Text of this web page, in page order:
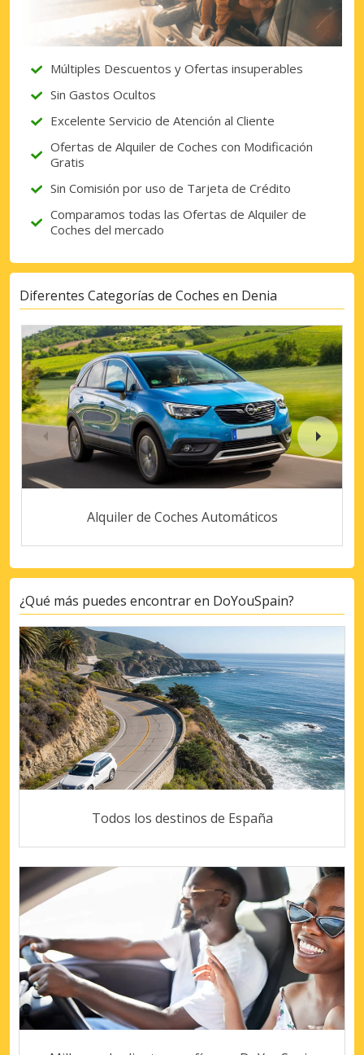
Múltiples Descuentos y Ofertas insuperables
Sin Gastos Ocultos
Excelente Servicio de Atención al Cliente
Ofertas de Alquiler de Coches con Modificación
Gratis
Sin Comisión por uso de Tarjeta de Crédito
Comparamos todas las Ofertas de Alquiler de
Coches del mercado
Diferentes Categorías de Coches en Denia
Alquiler de Coches Automáticos
¿Qué más puedes encontrar en DoYouSpain?
Todos los destinos de España